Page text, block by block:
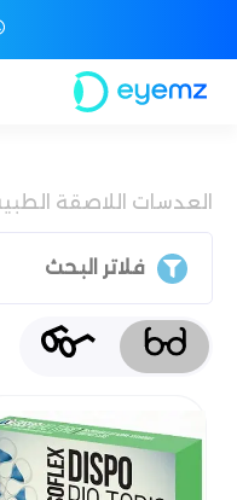
العدسات اللاصقة
فلاتر البحث